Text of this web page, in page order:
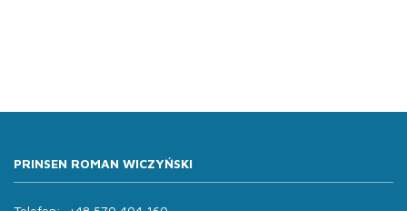
PRINSEN ROMAN WICZYŃSKI